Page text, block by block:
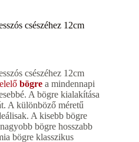
csészéhez 12cm
csészéhez 12cm
bögre a mindennapi
A bögre kialakítása
A különböző méretű
A kisebb bögre
bögre hosszabb
bögre klasszikus